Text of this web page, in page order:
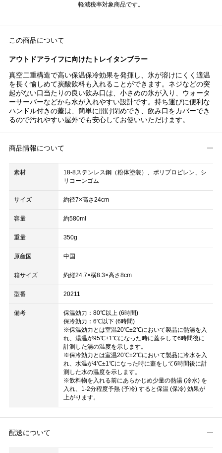
軽減税率対象商品です。
この商品について
アウトドアライフに向けたトレイタンブラー
真空二重構造で高い保温保冷効果を発揮し、氷が溶けにくく適温
を長く愉しめて炭酸飲料も入れることができます。ネジなどの突
起がない口当たりの良い飲み口は、小さめの氷が入り、ウォータ
ーサーバーなどから水が入れやすい設計です。持ち運びに便利な
ハンドル付きの蓋は、簡単に開け閉めでき、飲み口をカバーでき
るので汚れやすい屋外でも安心してお使いいただけます。
商品情報について
素材
18-8ステンレス鋼（粉体塗装）、ポリプロピレン、シ
リコーンゴム
サイズ 約径7×高さ24cm
容量 約580ml
重量 350g
原産国 中国
箱サイズ 約縦24.7×横8.3×高さ8cm
型番 20211
備考
保温効力：80℃以上 (6時間)
保冷効力：6℃以下 (6時間)
※保温効力とは室温20℃±2℃において製品に熱湯を入
れ、湯温が95℃±1℃になった時に蓋をして6時間後に
計測した湯の温度を示します。
※保冷効力とは室温20℃±2℃において製品に冷水を入
れ、水温が4℃±1℃になった時に蓋をして6時間後に計
測した水の温度を示します。
※飲料物を入れる前にあらかじめ少量の熱湯 (冷水) を
入れ、1-2分程度予熱 (予冷) すると保温 (保冷) 効果が
上がります。
配送について